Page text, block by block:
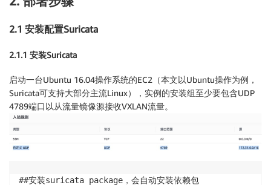
2.1 安装配置Suricata
2.1.1 安装Suricata
启动一台Ubuntu 16.04操作系统的EC2（本文以Ubuntu操作为例，
Suricata可支持大部分主流Linux），实例的安装组至少要包含UDP
4789端口以从流量镜像源接收VXLAN流量。
##安装suricata package，会自动安装依赖包